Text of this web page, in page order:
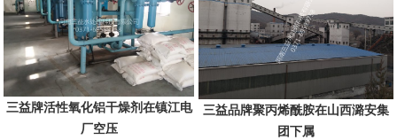
三益牌活性氧化铝干燥剂在镇江电
厂空压
三益品牌聚丙烯酰胺在山西潞安集
团下属